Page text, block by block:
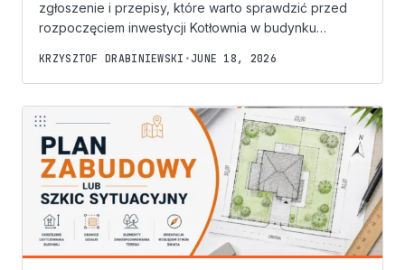
zgłoszenie i przepisy, które warto sprawdzić przed
rozpoczęciem inwestycji Kotłownia w budynku…
KRZYSZTOF DRABINIEWSKI • JUNE 18, 2026